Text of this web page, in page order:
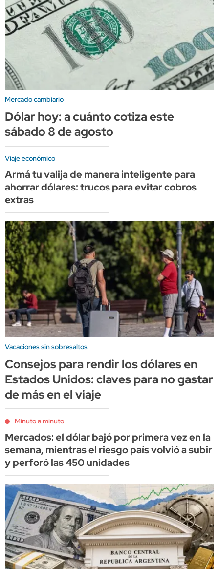
Mercado cambiario
Dólar hoy: a cuánto cotiza este
sábado 8 de agosto
Viaje económico
Armá tu valija de manera inteligente para
ahorrar dólares: trucos para evitar cobros
extras
Vacaciones sin sobresaltos
Consejos para rendir los dólares en
Estados Unidos: claves para no gastar
de más en el viaje
Minuto a minuto
Mercados: el dólar bajó por primera vez en la
semana, mientras el riesgo país volvió a subir
y perforó las 450 unidades